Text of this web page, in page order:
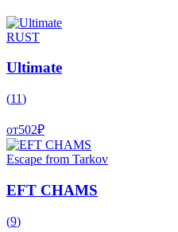
RUST
Ultimate
(11)
от502₽
Escape from Tarkov
EFT CHAMS
(9)